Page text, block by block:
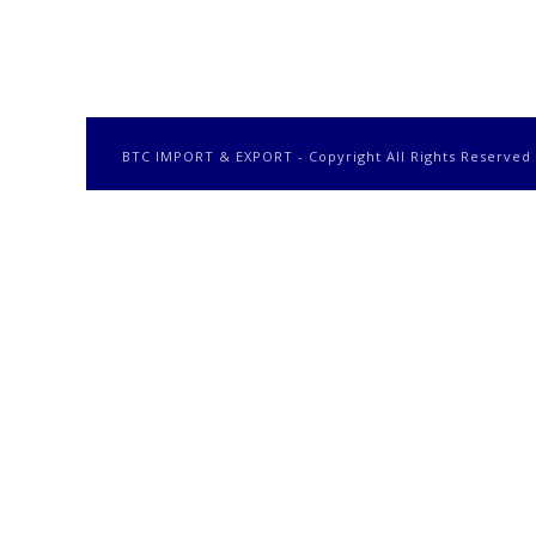
BTC IMPORT & EXPORT - Copyright All Rights Reserved